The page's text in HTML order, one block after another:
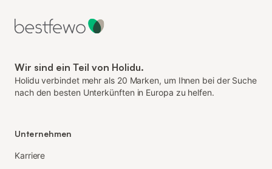
Wir sind ein Teil von Holidu.
Holidu verbindet mehr als 20 Marken, um Ihnen bei der Suche
nach den besten Unterkünften in Europa zu helfen.
Unternehmen
Karriere